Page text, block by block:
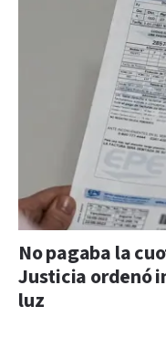
No pagaba la
Justicia ordenó
luz